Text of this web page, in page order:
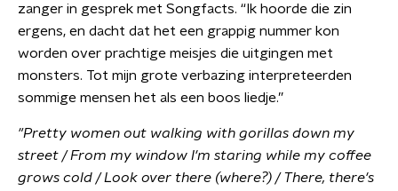
zanger in gesprek met Songfacts. “Ik hoorde die zin
ergens, en dacht dat het een grappig nummer kon
worden over prachtige meisjes die uitgingen met
monsters. Tot mijn grote verbazing interpreteerden
sommige mensen het als een boos liedje.”
"Pretty women out walking with gorillas down my
street / From my window I'm staring while my coffee
grows cold / Look over there (where?) / There, there's